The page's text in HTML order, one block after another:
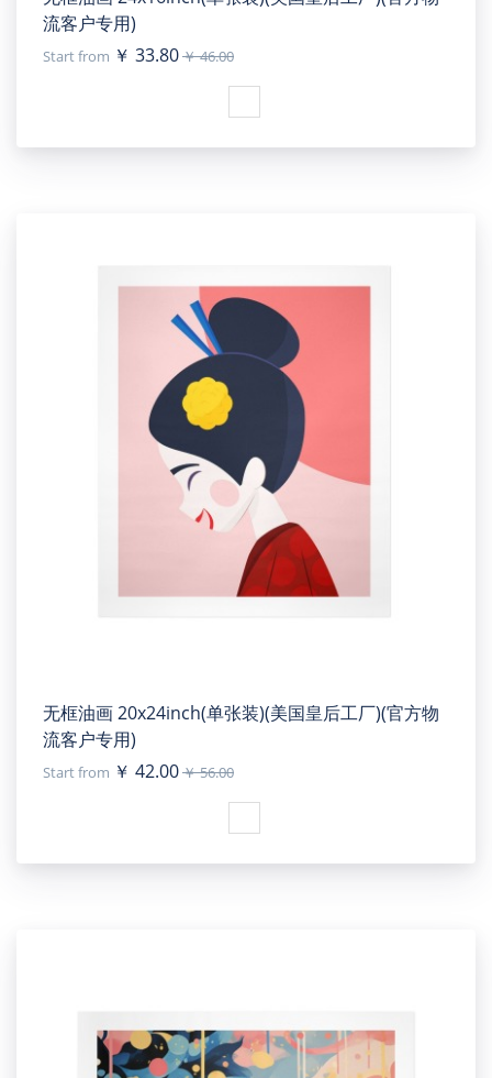
流客户专用)
Start from ￥ 33.80￥ 46.00
无框油画 20x24inch(单张装)(美国皇后工厂)(官方物
流客户专用)
Start from ￥ 42.00￥ 56.00